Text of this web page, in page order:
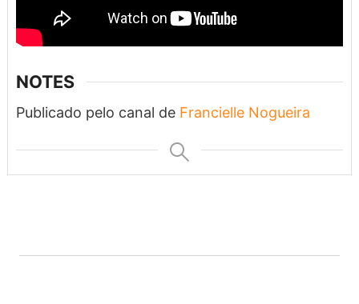
NOTES
Publicado pelo canal de Francielle Nogueira